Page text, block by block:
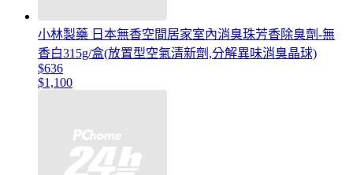
小林製藥 日本無香空間居家室內消臭珠芳香除臭劑-無
香白315g/盒(放置型空氣清新劑,分解異味消臭晶球)
$636
$1,100